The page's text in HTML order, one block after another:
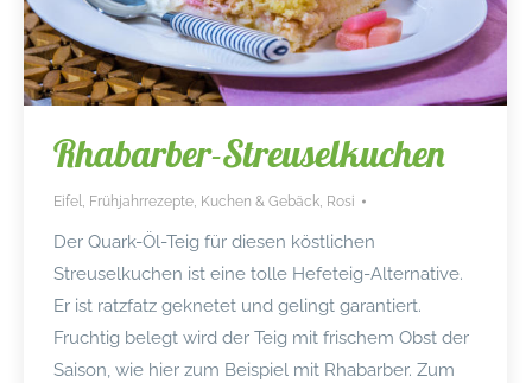
Rhabarber-Streuselkuchen
Eifel, Frühjahrrezepte, Kuchen & Gebäck, Rosi
Der Quark-Öl-Teig für diesen köstlichen
Streuselkuchen ist eine tolle Hefeteig-Alternative.
Er ist ratzfatz geknetet und gelingt garantiert.
Fruchtig belegt wird der Teig mit frischem Obst der
Saison, wie hier zum Beispiel mit Rhabarber. Zum